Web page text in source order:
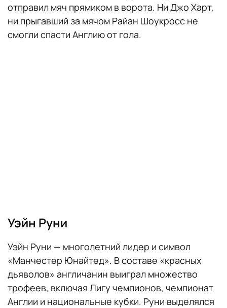
отправил мяч прямиком в ворота. Ни Джо Харт,
ни прыгавший за мячом Райан Шоукросс не
смогли спасти Англию от гола.
Уэйн Руни
Уэйн Руни — многолетний лидер и символ
«Манчестер Юнайтед». В составе «красных
дьяволов» англичанин выиграл множество
трофеев, включая Лигу чемпионов, чемпионат
Англии и национальные кубки. Руни выделялся